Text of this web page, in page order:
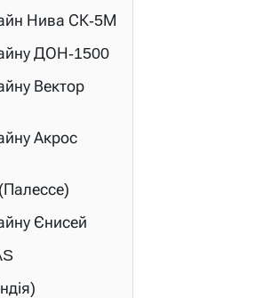
Нива СК-5М
ДОН-1500
Вектор
Акрос
Єнисей